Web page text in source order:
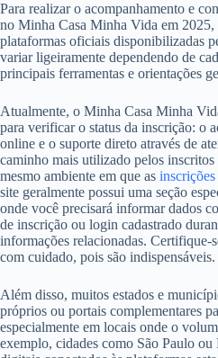
Para realizar o acompanhamento e
no Minha Casa Minha Vida em 2025,
plataformas oficiais disponibilizadas
variar ligeiramente dependendo de
principais ferramentas e orientações
Atualmente, o Minha Casa Minha
para verificar o status da inscrição: o
online e o suporte direto através de
caminho mais utilizado pelos
mesmo ambiente em que as inscrições
site geralmente possui uma seção
onde você precisará informar dados
de inscrição ou login cadastrado
informações relacionadas. Certifique-
com cuidado, pois são indispensáveis.
Além disso, muitos estados e
próprios ou portais complementares
especialmente em locais onde o
exemplo, cidades como São Paulo ou